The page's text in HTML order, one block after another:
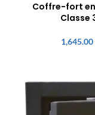
Coffre-fort
Classe